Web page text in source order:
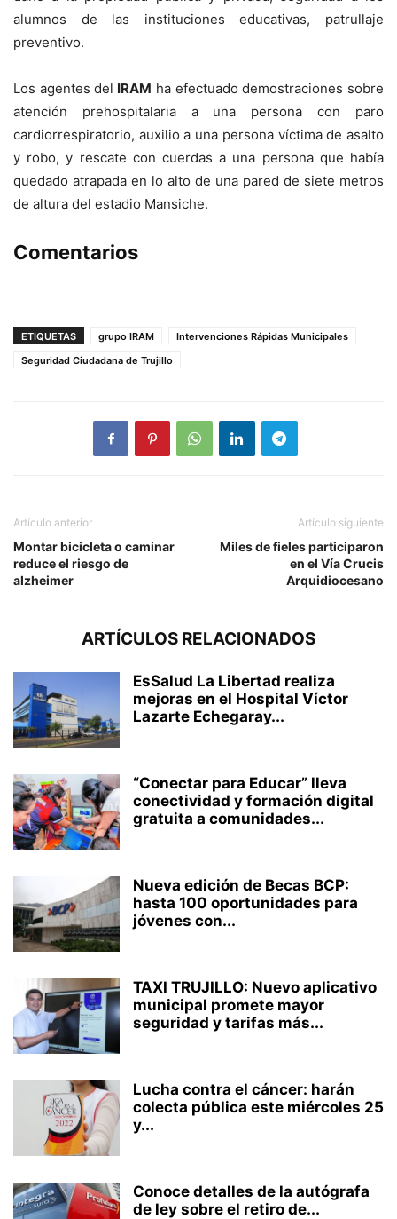
alumnos de las instituciones educativas, patrullaje
preventivo.
Los agentes del IRAM ha efectuado demostraciones sobre
atención prehospitalaria a una persona con paro
cardiorrespiratorio, auxilio a una persona víctima de asalto
y robo, y rescate con cuerdas a una persona que había
quedado atrapada en lo alto de una pared de siete metros
de altura del estadio Mansiche.
Comentarios
ETIQUETAS grupo IRAM
Intervenciones Rápidas Municipales
Seguridad Ciudadana de Trujillo
Artículo anterior
Montar bicicleta o caminar
reduce el riesgo de
alzheimer
Artículo siguiente
Miles de fieles participaron
en el Vía Crucis
Arquidiocesano
ARTÍCULOS RELACIONADOS
EsSalud La Libertad realiza
mejoras en el Hospital Víctor
Lazarte Echegaray...
“Conectar para Educar” lleva
conectividad y formación digital
gratuita a comunidades...
Nueva edición de Becas BCP:
hasta 100 oportunidades para
jóvenes con...
TAXI TRUJILLO: Nuevo aplicativo
municipal promete mayor
seguridad y tarifas más...
Lucha contra el cáncer: harán
colecta pública este miércoles 25
y...
Conoce detalles de la autógrafa
de ley sobre el retiro de...